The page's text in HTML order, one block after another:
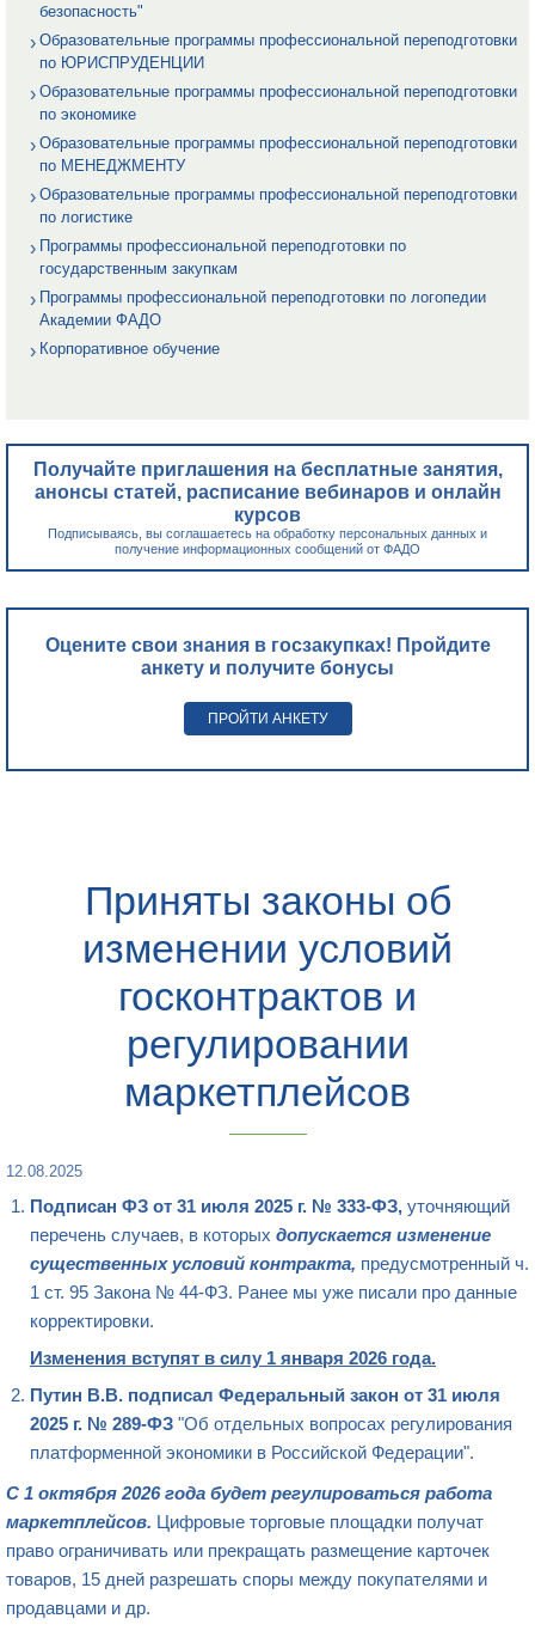
безопасность"
Образовательные программы профессиональной переподготовки
по ЮРИСПРУДЕНЦИИ
Образовательные программы профессиональной переподготовки
по экономике
Образовательные программы профессиональной переподготовки
по МЕНЕДЖМЕНТУ
Образовательные программы профессиональной переподготовки
по логистике
Программы профессиональной переподготовки по
государственным закупкам
Программы профессиональной переподготовки по логопедии
Академии ФАДО
Корпоративное обучение
Получайте приглашения на бесплатные занятия,
анонсы статей, расписание вебинаров и онлайн
курсов
Подписываясь, вы соглашаетесь на обработку персональных данных и
получение информационных сообщений от ФАДО
Оцените свои знания в госзакупках! Пройдите
анкету и получите бонусы
ПРОЙТИ АНКЕТУ
Приняты законы об
изменении условий
госконтрактов и
регулировании
маркетплейсов
12.08.2025
Подписан ФЗ от 31 июля 2025 г. № 333-ФЗ, уточняющий
перечень случаев, в которых допускается изменение
существенных условий контракта, предусмотренный ч.
1 ст. 95 Закона № 44-ФЗ. Ранее мы уже писали про данные
корректировки.
Изменения вступят в силу 1 января 2026 года.
Путин В.В. подписал Федеральный закон от 31 июля
2025 г. № 289-ФЗ "Об отдельных вопросах регулирования
платформенной экономики в Российской Федерации".
С 1 октября 2026 года будет регулироваться работа
маркетплейсов. Цифровые торговые площадки получат
право ограничивать или прекращать размещение карточек
товаров, 15 дней разрешать споры между покупателями и
продавцами и др.